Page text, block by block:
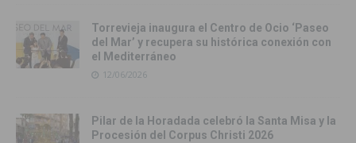
Torrevieja inaugura el Centro de Ocio ‘Paseo
del Mar’ y recupera su histórica conexión con
el Mediterráneo
12/06/2026
Pilar de la Horadada celebró la Santa Misa y la
Procesión del Corpus Christi 2026